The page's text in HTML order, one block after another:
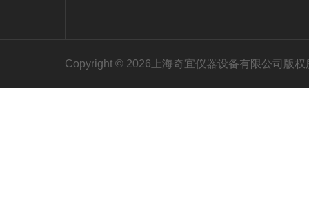
Copyright © 2026上海奇宜仪器设备有限公司版